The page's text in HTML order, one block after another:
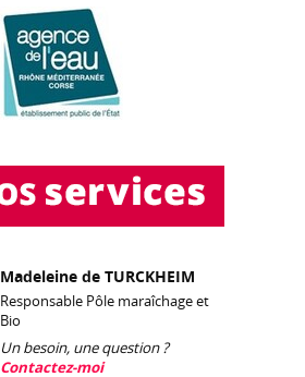
Madeleine de TURCKHEIM
Responsable Pôle maraîchage et
Bio
Un besoin, une question ?
Contactez-moi